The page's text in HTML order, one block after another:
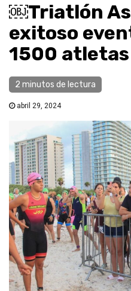
￼Triatlón
exitoso
1500 atletas
2 minutos de lectura
abril 29, 2024